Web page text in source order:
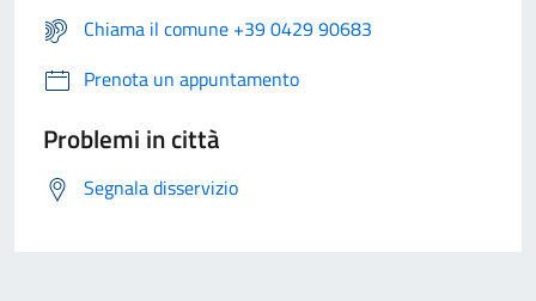
Chiama il comune +39 0429 90683
Prenota un appuntamento
Problemi in città
Segnala disservizio